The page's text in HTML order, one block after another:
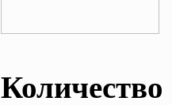
Количество